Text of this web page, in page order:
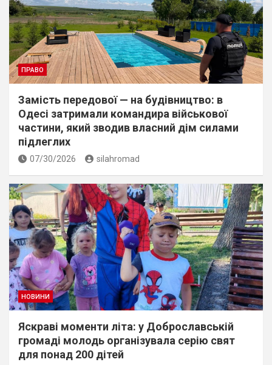
ПРАВО
Замість передової — на будівництво: в
Одесі затримали командира військової
частини, який зводив власний дім силами
підлеглих
07/30/2026 silahromad
НОВИНИ
Яскраві моменти літа: у Доброславській
громаді молодь організувала серію свят
для понад 200 дітей